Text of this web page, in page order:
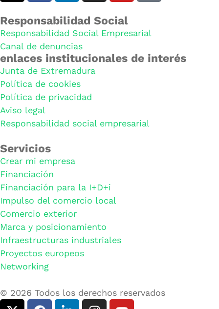
Responsabilidad Social
Responsabilidad Social Empresarial
Canal de denuncias
enlaces institucionales de interés
Junta de Extremadura
Política de cookies
Política de privacidad
Aviso legal
Responsabilidad social empresarial
Servicios
Crear mi empresa
Financiación
Financiación para la I+D+i
Impulso del comercio local
Comercio exterior
Marca y posicionamiento
Infraestructuras industriales
Proyectos europeos
Networking
© 2026 Todos los derechos reservados